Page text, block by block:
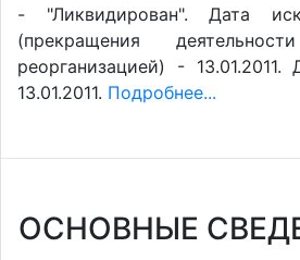
- "Ликвидирован". Дата
(прекращения
реорганизацией) -
13.01.2011. Подробнее...
ОСНОВНЫЕ